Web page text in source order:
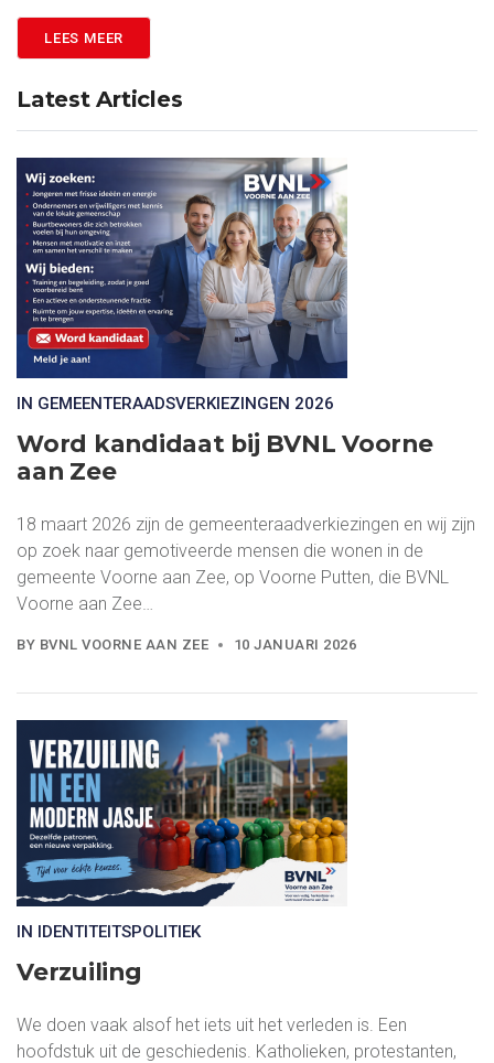
LEES MEER
Latest Articles
IN GEMEENTERAADSVERKIEZINGEN 2026
Word kandidaat bij BVNL Voorne
aan Zee
18 maart 2026 zijn de gemeenteraadverkiezingen en wij zijn
op zoek naar gemotiveerde mensen die wonen in de
gemeente Voorne aan Zee, op Voorne Putten, die BVNL
Voorne aan Zee…
BY BVNL VOORNE AAN ZEE 10 JANUARI 2026
IN IDENTITEITSPOLITIEK
Verzuiling
We doen vaak alsof het iets uit het verleden is. Een
hoofdstuk uit de geschiedenis. Katholieken, protestanten,